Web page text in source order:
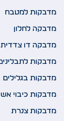
מדבקות למטבח
מדבקה לחלון
מדבקה דו צדדית
מדבקות לתבלינים
מדבקות בגלילים
מדבקות כיבוי אש
מדבקות צנרת